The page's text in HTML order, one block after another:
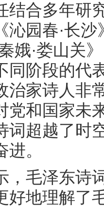
结合多年研
沁园春·长
娥·娄山关
同阶段的代
治家诗人非
党和国家未
词超越了时
。
，毛泽东诗
好地理解了